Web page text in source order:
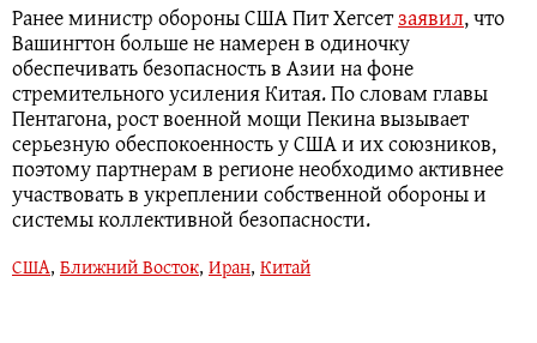
Ранее министр обороны США Пит Хегсетзаявил, что
Вашингтон больше не намерен в одиночку
обеспечивать безопасность в Азии на фоне
стремительного усиления Китая. По словам главы
Пентагона, рост военной мощи Пекина вызывает
серьезную обеспокоенность у США и их союзников,
поэтому партнерам в регионе необходимо активнее
участвовать в укреплении собственной обороны и
системы коллективной безопасности.
США, Ближний Восток, Иран, Китай